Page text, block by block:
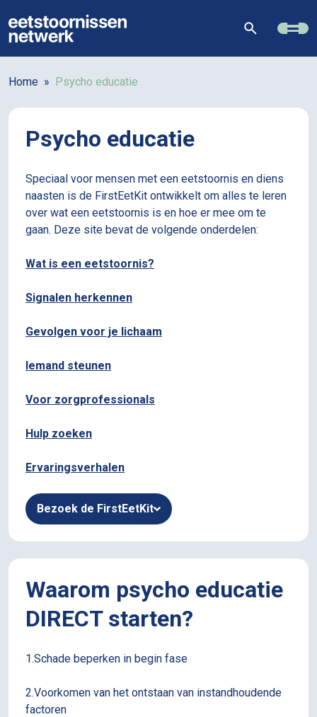
Home » Psycho educatie
Psycho educatie
Speciaal voor mensen met een eetstoornis en diens
naasten is de FirstEetKit ontwikkelt om alles te leren
over wat een eetstoornis is en hoe er mee om te
gaan. Deze site bevat de volgende onderdelen:
Wat is een eetstoornis?
Signalen herkennen
Gevolgen voor je lichaam
Iemand steunen
Voor zorgprofessionals
Hulp zoeken
Ervaringsverhalen
Bezoek de FirstEetKit
Waarom psycho educatie
DIRECT starten?
1.Schade beperken in begin fase
2.Voorkomen van het ontstaan van instandhoudende
factoren